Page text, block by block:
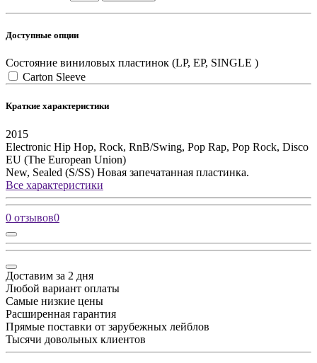
Доступные опции
Состояние виниловых пластинок (LP, EP, SINGLE )
Carton Sleeve
Краткие характеристики
2015
Electronic Hip Hop, Rock, RnB/Swing, Pop Rap, Pop Rock, Disco
EU (The European Union)
New, Sealed (S/SS) Новая запечатанная пластинка.
Все характеристики
0 отзывов0
Доставим за 2 дня
Любой вариант оплаты
Самые низкие цены
Расширенная гарантия
Прямые поставки от зарубежных лейблов
Тысячи довольных клиентов